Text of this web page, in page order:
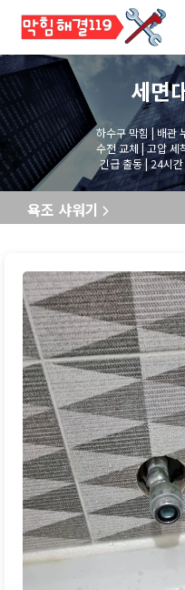
세면
하수구 막힘 | 배관
수전 교체 | 고압 세
긴급 출동 | 24시
욕조 샤워기